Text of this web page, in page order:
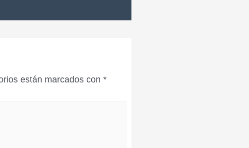
están marcados con *